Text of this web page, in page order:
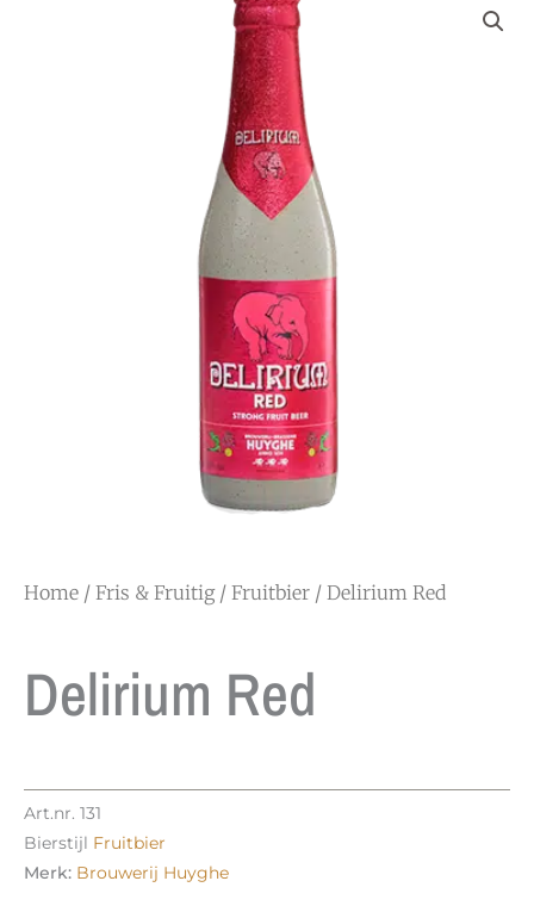
Home / Fris & Fruitig/ Fruitbier / Delirium Red
Delirium Red
Art.nr. 131
Bierstijl Fruitbier
Merk: Brouwerij Huyghe